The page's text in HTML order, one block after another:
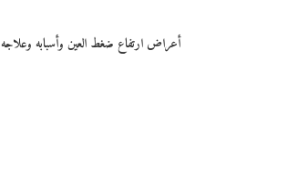
أعراض ارتفاع ضغط العين وأسبابه وعلاجه